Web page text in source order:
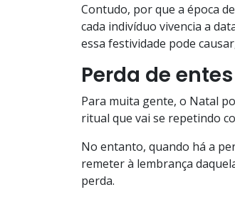
Contudo, por que a época
cada indivíduo vivencia a
essa festividade pode
Perda de
Para muita gente, o Natal
ritual que vai se repetindo
No entanto, quando há a
remeter à lembrança
perda.